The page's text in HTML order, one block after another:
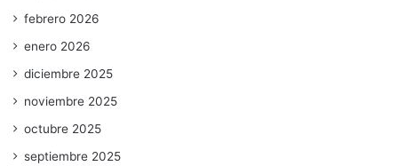
febrero 2026
enero 2026
diciembre 2025
noviembre 2025
octubre 2025
septiembre 2025